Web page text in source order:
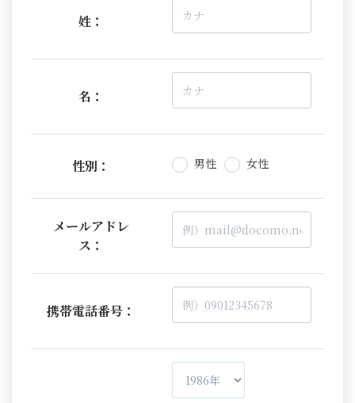
姓：
名：
性別： 男性 女性
メールアドレ
ス：
携帯電話番号：